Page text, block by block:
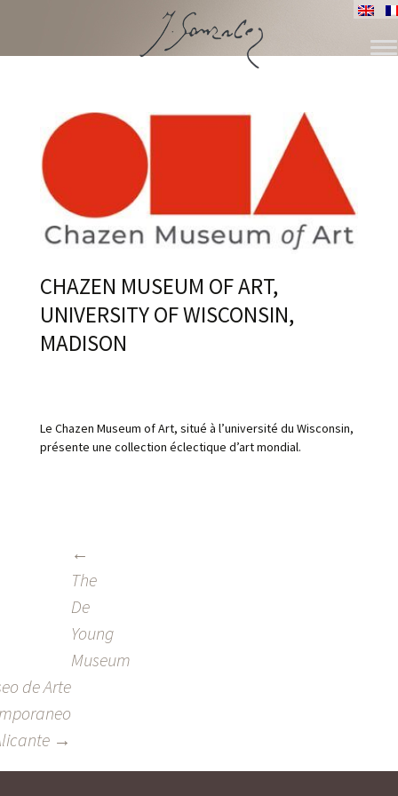
CHAZEN MUSEUM OF ART,
UNIVERSITY OF WISCONSIN,
MADISON
Le Chazen Museum of Art, situé à l’université du Wisconsin,
présente une collection éclectique d’art mondial.
NAVIGATION
←
The
De
Young
Museum
de Arte
→